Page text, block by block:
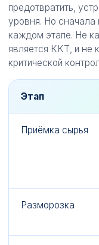
предотвратить,
уровня. Но сначала
каждом этапе. Не
является ККТ, и не
критической
Этап
Приёмка сырья
Разморозка